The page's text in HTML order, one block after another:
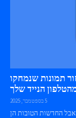
תמונות שנמחקו
הנייד שלך
5 בספטמבר, 2025
אבל החדשות הטובות הן